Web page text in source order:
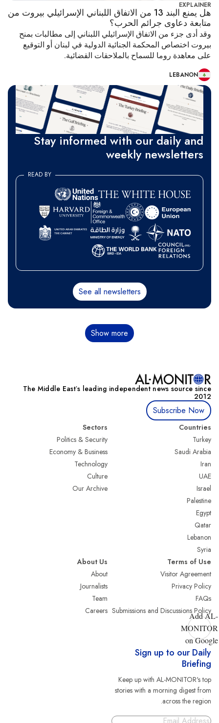
EXPLAINER
هل يمنع البند 13 من الاتفاق اللبناني الإسرائيلي بيروت من
متابعة دعاوى جرائم الحرب؟
وقد أدى جزء من الاتفاق الإسرائيلي اللبناني إلى مطالبات بمنح
بيروت اختصاص المحكمة الجنائية الدولية في لبنان أو التوقيع
على معاهدة روما للسماح بالملاحقات القضائية.
LEBANON
Stay informed with our daily and
weekly newsletters
READ BY
See all newsletters
Show more
The Middle Eastʼs leading independent news source since
2012
Subscribe Now
Countries
Turkey
Saudi Arabia
Iran
UAE
Israel
Palestine
Egypt
Qatar
Lebanon
Syria
Sectors
Politics & Security
Economy & Business
Technology
Culture
Our Archive
Terms of Use
Visitor Agreement
Privacy Policy
FAQs
Submissions and Discussions Policy
About Us
About
Journalists
Team
Careers
Add AL-
MONITOR
on Google
Sign up to our Daily
Briefing
Keep up with AL-MONITOR's top
stories with a morning digest from
across the region.